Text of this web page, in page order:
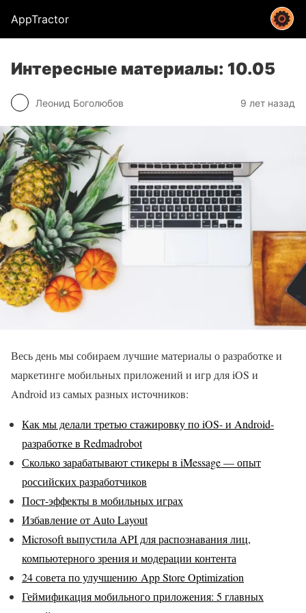
AppTractor
Интересные материалы: 10.05
Леонид Боголюбов 9 лет назад
Весь день мы собираем лучшие материалы о разработке и
маркетинге мобильных приложений и игр для iOS и
Android из самых разных источников:
Как мы делали третью стажировку по iOS- и Android-
разработке в Redmadrobot
Сколько зарабатывают стикеры в iMessage — опыт
российских разработчиков
Пост-эффекты в мобильных играх
Избавление от Auto Layout
Microsoft выпустила API для распознавания лиц,
компьютерного зрения и модерации контента
24 совета по улучшению App Store Optimization
Геймификация мобильного приложения: 5 главных